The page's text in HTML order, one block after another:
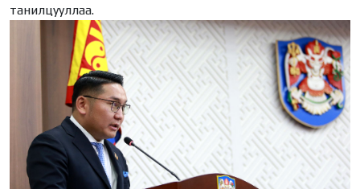
танилцууллаа.